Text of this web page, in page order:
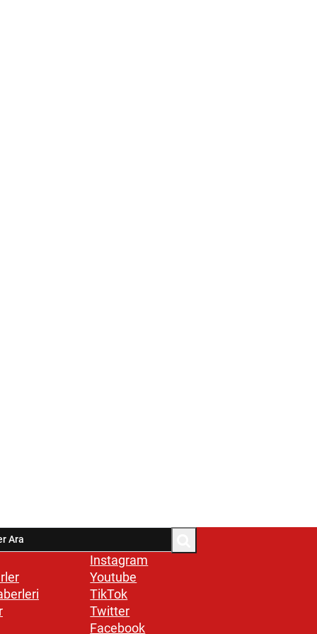
Instagram
Youtube
TikTok
Twitter
Facebook